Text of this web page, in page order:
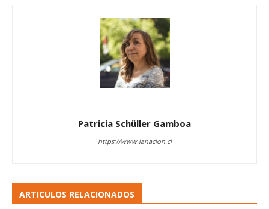
Patricia Schüller Gamboa
https://www.lanacion.cl
ARTICULOS RELACIONADOS